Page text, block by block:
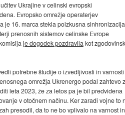
Ukrajine v celinski evropski
Evropsko omrežje operaterjev
je 16. marca stekla poizkusna
prenosnih sistemov celinske Evrope
je dogodek pozdravila kot
potrebne študije o izvedljivosti in varnosti
omrežja Ukrenergo podal zahtevo
leta 2023, že za letos pa je bil predvidena
v otočnem načinu. Ker zaradi vojne to
presodil, da to ne bo vplivalo na varnost in